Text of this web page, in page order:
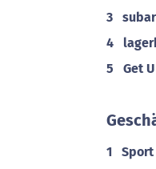
3
4
5 Get
1 Sport